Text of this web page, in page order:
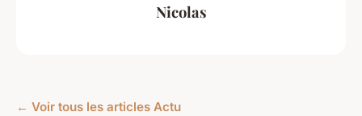
Nicolas
← Voir tous les articles Actu